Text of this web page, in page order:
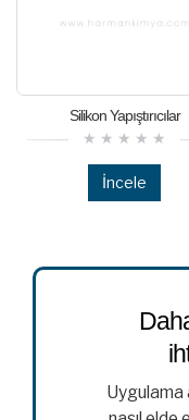
Silikon Yapıştırıcılar
İncele
Uygulama